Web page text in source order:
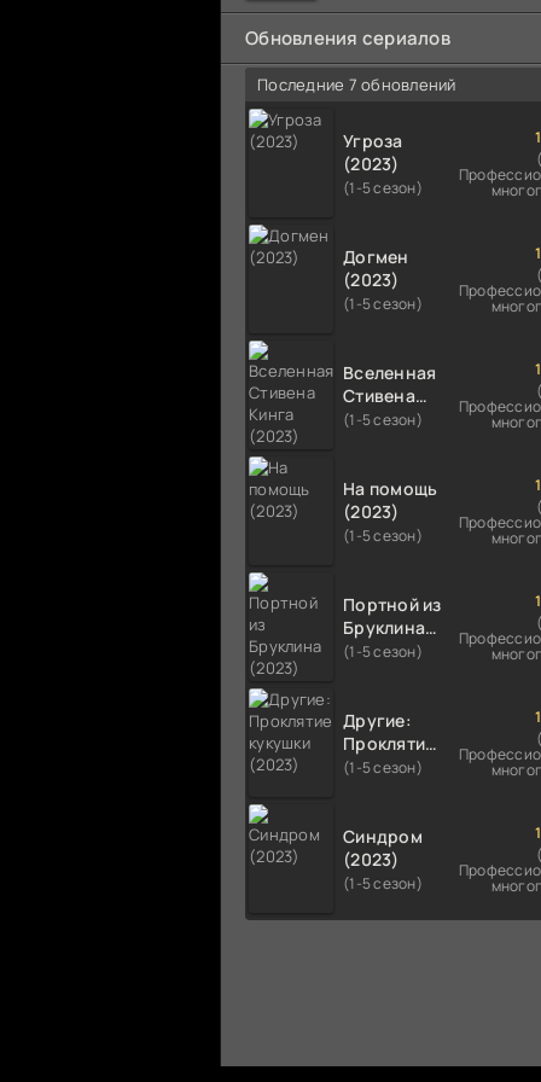
намного
Обновления сериалов
Последние 7 обновлений
Угроза
(2023)
(1-5 сезон)
Догмен
(2023)
(1-5 сезон)
Вселенная
Стивена
Кинга
(1-5 сезон)
На помощь
(2023)
(1-5 сезон)
Портной из
Бруклина
(2023)
(1-5 сезон)
Другие:
Проклятие
кукушки
(1-5 сезон)
Синдром
(2023)
(1-5 сезон)